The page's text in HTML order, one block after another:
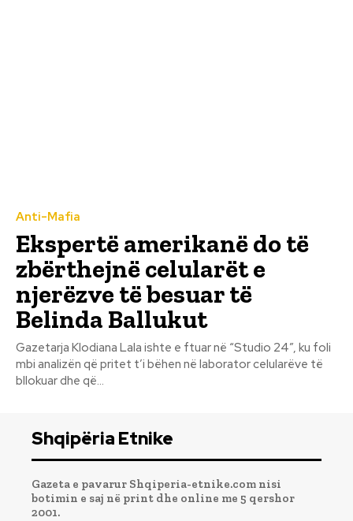
Anti-Mafia
Ekspertë amerikanë do të
zbërthejnë celularët e
njerëzve të besuar të
Belinda Ballukut
Gazetarja Klodiana Lala ishte e ftuar në “Studio 24”, ku foli
mbi analizën që pritet t’i bëhen në laborator celularëve të
bllokuar dhe që...
Shqipëria Etnike
Gazeta e pavarur Shqiperia-etnike.com nisi
botimin e saj në print dhe online me 5 qershor
2001.